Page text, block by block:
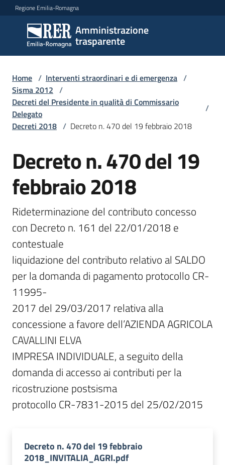
Vai al contenuto
Vai alla navigazione
Vai al footer
Regione Emilia-Romagna
Amministrazione
trasparente
Amministrazione
trasparente
Sottosezioni
Accesso
Home / Interventi straordinari e di emergenza /
Sisma 2012 /
Decreti del Presidente in qualità di Commissario
Delegato
/
Decreti 2018 / Decreto n. 470 del 19 febbraio 2018
Decreto n. 470 del 19
febbraio 2018
Rideterminazione del contributo concesso
con Decreto n. 161 del 22/01/2018 e
contestuale
liquidazione del contributo relativo al SALDO
per la domanda di pagamento protocollo CR-
11995-
2017 del 29/03/2017 relativa alla
concessione a favore dell’AZIENDA AGRICOLA
CAVALLINI ELVA
IMPRESA INDIVIDUALE, a seguito della
domanda di accesso ai contributi per la
ricostruzione postsisma
protocollo CR-7831-2015 del 25/02/2015
Decreto n. 470 del 19 febbraio
2018_INVITALIA_AGRI.pdf